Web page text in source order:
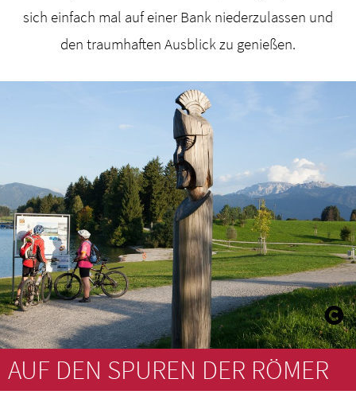
sich einfach mal auf einer Bank niederzulassen und
den traumhaften Ausblick zu genießen.
AUF DEN SPUREN DER RÖMER